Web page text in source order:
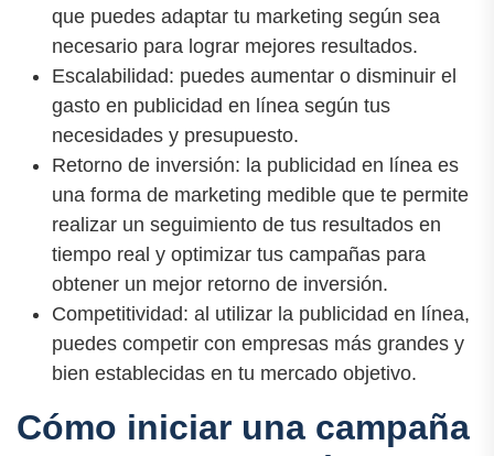
que puedes adaptar tu marketing según sea
necesario para lograr mejores resultados.
Escalabilidad: puedes aumentar o disminuir el
gasto en publicidad en línea según tus
necesidades y presupuesto.
Retorno de inversión: la publicidad en línea es
una forma de marketing medible que te permite
realizar un seguimiento de tus resultados en
tiempo real y optimizar tus campañas para
obtener un mejor retorno de inversión.
Competitividad: al utilizar la publicidad en línea,
puedes competir con empresas más grandes y
bien establecidas en tu mercado objetivo.
Cómo iniciar una campaña